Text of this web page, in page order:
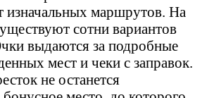
изначальных маршрутов. На
сотни вариантов
выдаются за подробные
мест и чеки с заправок.
не останется